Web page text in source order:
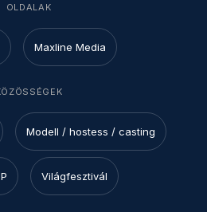
OLDALAK
Maxline Media
Modell / hostess / casting
Világfesztivál